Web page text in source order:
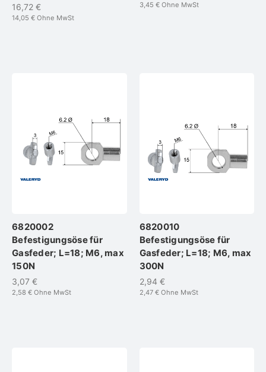
16,72 €
14,05 € Ohne MwSt
3,45 €Ohne MwSt
6820002
Befestigungsöse für
Gasfeder; L=18; M6, max
150N
3,07 €
2,58 € Ohne MwSt
6820010
Befestigungsöse für
Gasfeder; L=18; M6, max
300N
2,94 €
2,47 €Ohne MwSt